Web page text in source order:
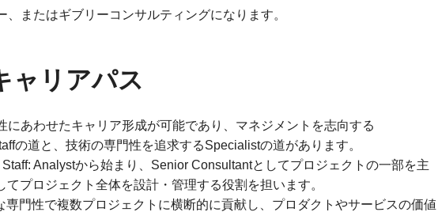
またはギブリーコンサルティングになります。
ャリアパス
にあわせたキャリア形成が可能であり、マネジメントを志向する
の道と、技術の専門性を追求するSpecialistの道があります。
Staff: Analystから始まり、Senior Consultantとしてプロジェクトの一部を主
てプロジェクト全体を設計・管理する役割を担います。
専門性で複数プロジェクトに横断的に貢献し、プロダクトやサービスの価値